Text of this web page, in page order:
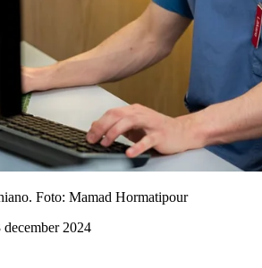
. Foto: Mamad Hormatipour
december 2024